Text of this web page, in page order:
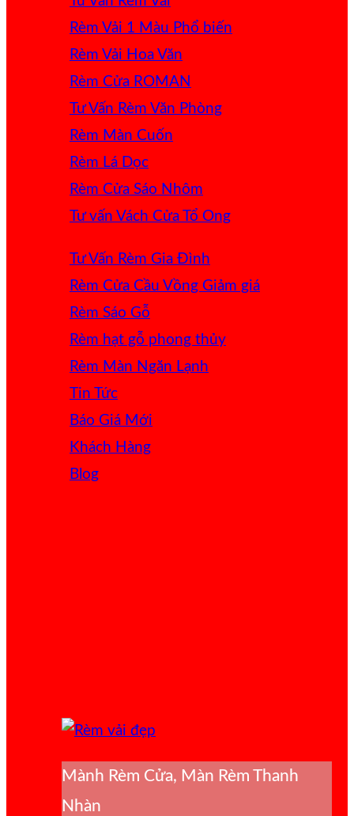
Rèm Vải 1 Màu
Rèm Vải Hoa Văn
Rèm Cửa ROMAN
Tư Vấn Rèm Văn Phòng
Rèm Màn Cuốn
Rèm Lá Dọc
Rèm Cửa Sáo Nhôm
Tư vấn Vách Cửa Tổ Ong
Tư Vấn Rèm Gia Đình
Rèm Cửa Cầu Vồng
Rèm Sáo Gỗ
Rèm hạt gỗ phong thủy
Rèm Màn Ngăn Lạnh
Tin Tức
Báo Giá
Khách Hàng
Blog
Mành Rèm Cửa, Màn Rèm Thanh
Nhàn